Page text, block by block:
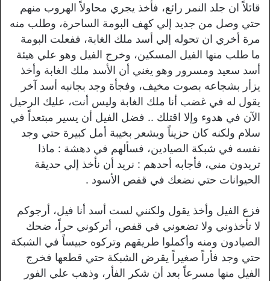
قائلاً ان جلد النمر رائع، فأخذ يجري محاولاً الهروب منهم
حتي وصل من جديد إلي كهف البومة الساحرة، وطلب منه
مرة أخري ان تحوله إلي أسد ملك الغابة، ففعلت البومة
ما طلب منها الفيل المسكين، وخرج الفيل وهو علي هيئة
أسد سعيد ومسرور وهو يغني أن الأسد ملك الغابة وأخذ
يزأر بشجاعه بصوت مخيف، وفجأة وجد بجانبه أسد آخر
يقول له في غضب أنا ملك الغابة وليس أنت، عليك الرحيل
الآن في هدوء وإلا اقتلك .. فضل الفيل أن يسير مبتعداً في
سلام ولكنه كان حزيناً ويشعر بخيبة أمل كبيرة حتي وجد
نفسه في شبكة الصيادين، فسألهم في دهشة : ماذا
تريدون مني، فأجابه أحدهم : نريد أن نأخذ إلي حديقة
الحيوانات حتي نضعك في قفص الأسود .
فزع الفيل وأخذ يقول ولكنني لست أسد أنا فيل، أرجوكم
لا تأخذوني ولا تضعوني في قفص، أتركوني حراً، ضحك
الصيادون ومنه وأكملوا طريقهم وتركوه حبيساً في الشبكة
حتي وجد فأراً صغيراً يقرض الشبكة حتي قطعها فخرج
الفيل منها مسرعاً بعد أن شكر الفأر، وذهب علي الفور